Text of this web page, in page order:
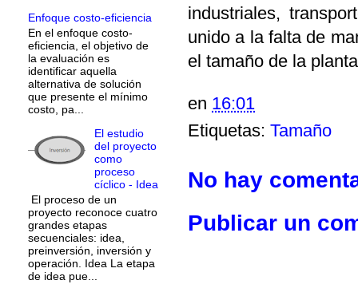
industriales,
unido a la falta de
el tamaño de la
en 16:01
Etiquetas: Tamaño
No hay
Publicar un
Enfoque costo-eficiencia
En el enfoque costo-
eficiencia, el objetivo de
la evaluación es
identificar aquella
alternativa de solución
que presente el mínimo
costo, pa...
El estudio
del proyecto
como
proceso
cíclico - Idea
El proceso de un
proyecto reconoce cuatro
grandes etapas
secuenciales: idea,
preinversión, inversión y
operación. Idea La etapa
de idea pue...